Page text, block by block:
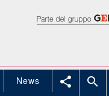
News  